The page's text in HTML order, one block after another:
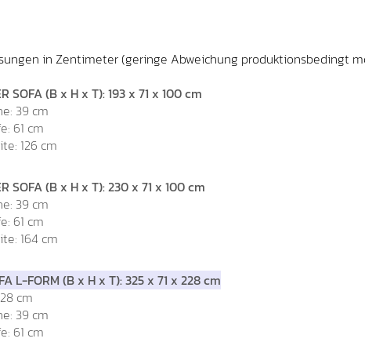
in Zentimeter (geringe Abweichung produktionsbedingt
SOFA (B x H x T): 193 x 71 x 100 cm
39 cm
61 cm
: 126 cm
SOFA (B x H x T): 230 x 71 x 100 cm
39 cm
61 cm
: 164 cm
L-FORM (B x H x T): 325 x 71 x 228 cm
cm
39 cm
61 cm